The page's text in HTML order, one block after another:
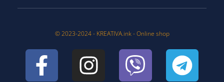
© 2023-2024 - KREATIVA.ink - Online shop